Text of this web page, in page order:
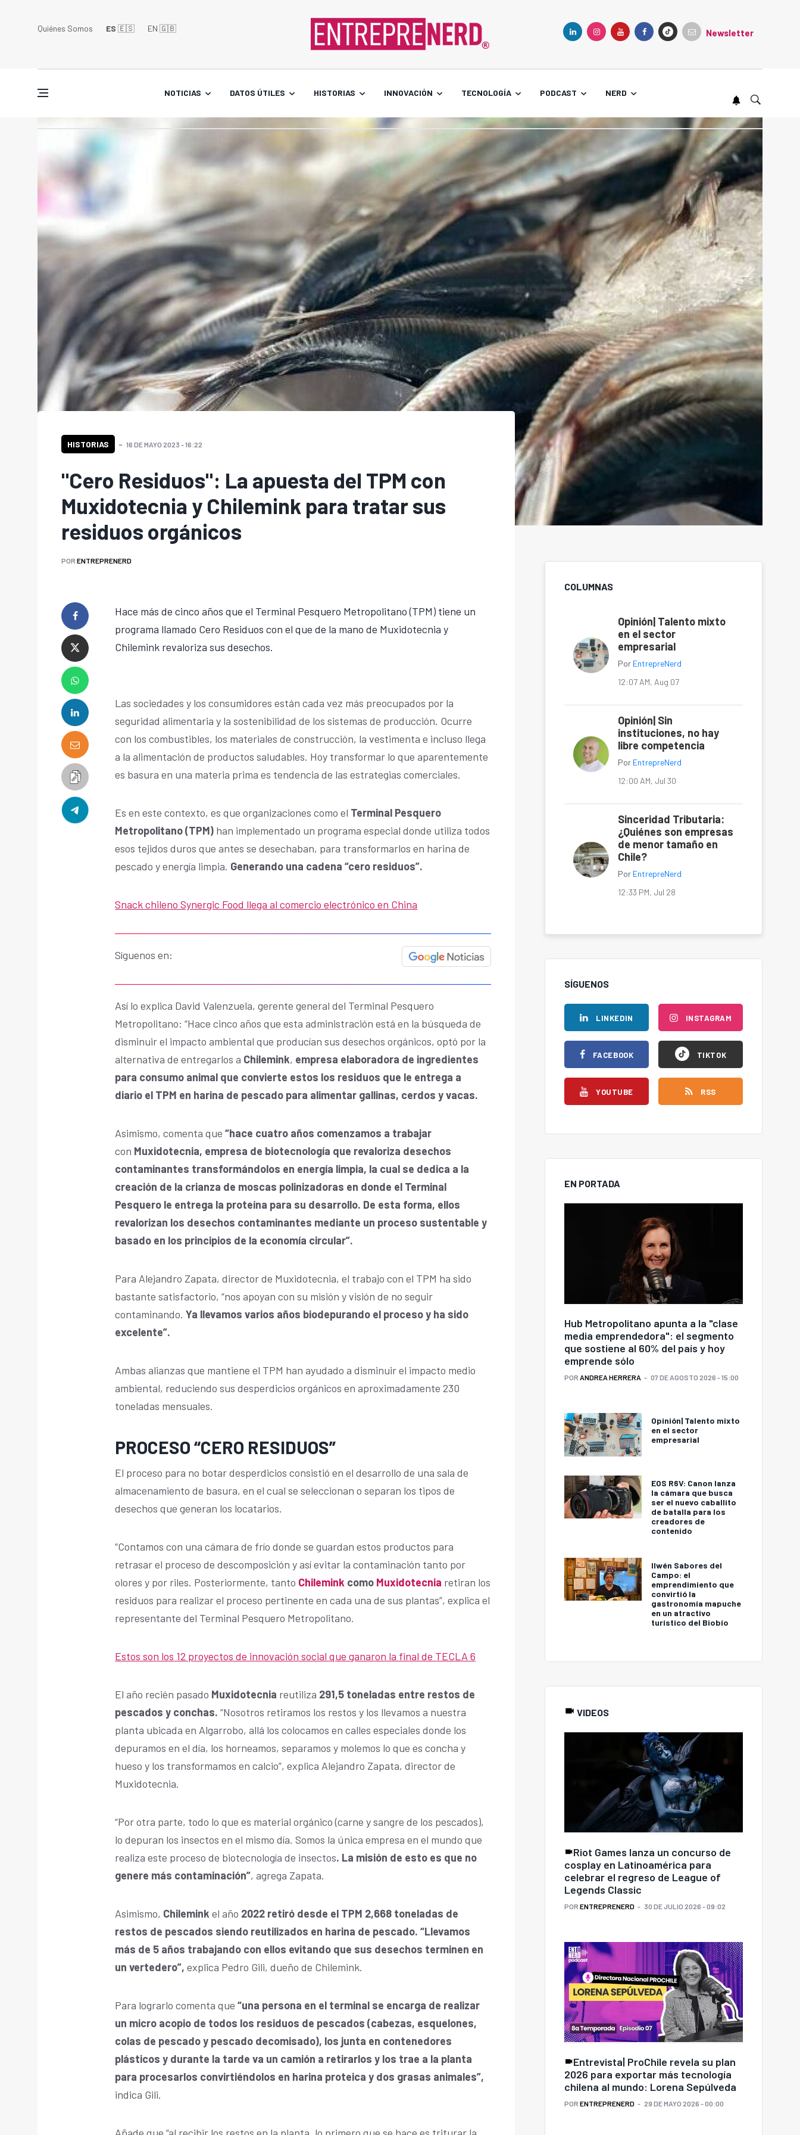
Quiénes Somos ES 🇪🇸 EN 🇬🇧󠁢󠁥󠁮󠁧󠁿 Newsletter
NOTICIAS DATOS ÚTILES HISTORIAS INNOVACIÓN TECNOLOGÍA PODCAST NERD
HISTORIAS 16 DE MAYO 2023 - 16:22
"Cero Residuos": La apuesta del TPM con
Muxidotecnia y Chilemink para tratar sus
residuos orgánicos
POR ENTREPRENERD
Hace más de cinco años que el Terminal Pesquero Metropolitano (TPM) tiene un
programa llamado Cero Residuos con el que de la mano de Muxidotecnia y
Chilemink revaloriza sus desechos.
Las sociedades y los consumidores están cada vez más preocupados por la
seguridad alimentaria y la sostenibilidad de los sistemas de producción. Ocurre
con los combustibles, los materiales de construcción, la vestimenta e incluso llega
a la alimentación de productos saludables. Hoy transformar lo que aparentemente
es basura en una materia prima es tendencia de las estrategias comerciales.
Es en este contexto, es que organizaciones como el Terminal Pesquero
Metropolitano (TPM) han implementado un programa especial donde utiliza todos
esos tejidos duros que antes se desechaban, para transformarlos en harina de
pescado y energía limpia. Generando una cadena “cero residuos”.
Snack chileno Synergic Food llega al comercio electrónico en China
Síguenos en:
Así lo explica David Valenzuela, gerente general del Terminal Pesquero
Metropolitano: “Hace cinco años que esta administración está en la búsqueda de
disminuir el impacto ambiental que producían sus desechos orgánicos, optó por la
alternativa de entregarlos a Chilemink, empresa elaboradora de ingredientes
para consumo animal que convierte estos los residuos que le entrega a
diario el TPM en harina de pescado para alimentar gallinas, cerdos y vacas.
Asimismo, comenta que “hace cuatro años comenzamos a trabajar
con Muxidotecnia, empresa de biotecnología que revaloriza desechos
contaminantes transformándolos en energía limpia, la cual se dedica a la
creación de la crianza de moscas polinizadoras en donde el Terminal
Pesquero le entrega la proteína para su desarrollo. De esta forma, ellos
revalorizan los desechos contaminantes mediante un proceso sustentable y
basado en los principios de la economía circular”.
Para Alejandro Zapata, director de Muxidotecnia, el trabajo con el TPM ha sido
bastante satisfactorio, “nos apoyan con su misión y visión de no seguir
contaminando.Ya llevamos varios años biodepurando el proceso y ha sido
excelente”.
Ambas alianzas que mantiene el TPM han ayudado a disminuir el impacto medio
ambiental, reduciendo sus desperdicios orgánicos en aproximadamente 230
toneladas mensuales.
PROCESO “CERO RESIDUOS”
El proceso para no botar desperdicios consistió en el desarrollo de una sala de
almacenamiento de basura, en el cual se seleccionan o separan los tipos de
desechos que generan los locatarios.
“Contamos con una cámara de frío donde se guardan estos productos para
retrasar el proceso de descomposición y así evitar la contaminación tanto por
olores y por riles. Posteriormente, tanto Chilemink como Muxidotecnia retiran los
residuos para realizar el proceso pertinente en cada una de sus plantas”, explica el
representante del Terminal Pesquero Metropolitano.
Estos son los 12 proyectos de innovación social que ganaron la final de TECLA 6
El año recién pasado Muxidotecnia reutiliza 291,5 toneladas entre restos de
pescados y conchas. “Nosotros retiramos los restos y los llevamos a nuestra
planta ubicada en Algarrobo, allá los colocamos en calles especiales donde los
depuramos en el día, los horneamos, separamos y molemos lo que es concha y
hueso y los transformamos en calcio”, explica Alejandro Zapata, director de
Muxidotecnia.
“Por otra parte, todo lo que es material orgánico (carne y sangre de los pescados),
lo depuran los insectos en el mismo día. Somos la única empresa en el mundo que
realiza este proceso de biotecnología de insectos. La misión de esto es que no
genere más contaminación”, agrega Zapata.
Asimismo, Chilemink el año 2022 retiró desde el TPM 2,668 toneladas de
restos de pescados siendo reutilizados en harina de pescado. “Llevamos
más de 5 años trabajando con ellos evitando que sus desechos terminen en
un vertedero”, explica Pedro Gili, dueño de Chilemink.
Para lograrlo comenta que“una persona en el terminal se encarga de realizar
un micro acopio de todos los residuos de pescados (cabezas, esquelones,
colas de pescado y pescado decomisado), los junta en contenedores
plásticos y durante la tarde va un camión a retirarlos y los trae a la planta
para procesarlos convirtiéndolos en harina proteica y dos grasas animales”,
indica Gili.
COLUMNAS
Opinión| Talento mixto
en el sector
empresarial
Por EntrepreNerd
12:07 AM, Aug 07
Opinión| Sin
instituciones, no hay
libre competencia
Por EntrepreNerd
12:00 AM, Jul 30
Sinceridad Tributaria:
¿Quiénes son empresas
de menor tamaño en
Chile?
Por EntrepreNerd
12:33 PM, Jul 28
SÍGUENOS
LINKEDIN
FACEBOOK
YOUTUBE
INSTAGRAM
TIKTOK
RSS
EN PORTADA
Hub Metropolitano apunta a la "clase
media emprendedora": el segmento
que sostiene al 60% del país y hoy
emprende sólo
POR ANDREA HERRERA 07 DE AGOSTO 2026 - 15:00
Opinión| Talento mixto
en el sector
empresarial
EOS R6V: Canon lanza
la cámara que busca
ser el nuevo caballito
de batalla para los
creadores de
contenido
Ilwén Sabores del
Campo: el
emprendimiento que
convirtió la
gastronomía mapuche
en un atractivo
turístico del Biobío
VIDEOS
Riot Games lanza un concurso de
cosplay en Latinoamérica para
celebrar el regreso de League of
Legends Classic
POR ENTREPRENERD 30 DE JULIO 2026 - 09:02
Entrevista| ProChile revela su plan
2026 para exportar más tecnología
chilena al mundo: Lorena Sepúlveda
POR ENTREPRENERD 29 DE MAYO 2026 - 00:00